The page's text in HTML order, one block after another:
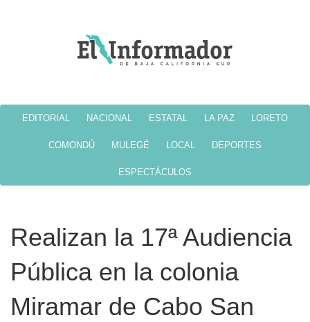
EDITORIAL NACIONAL ESTATAL LA PAZ LORETO
COMONDÚ MULEGÉ LOCAL DEPORTES
ESPECTÁCULOS
Realizan la 17ª Audiencia
Pública en la colonia
Miramar de Cabo San